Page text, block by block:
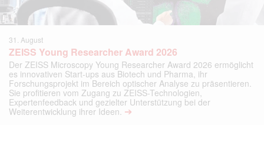
31. August
ZEISS Young Researcher Award 2026
Der ZEISS Microscopy Young Researcher Award 2026 ermöglicht
es innovativen Start-ups aus Biotech und Pharma, ihr
Forschungsprojekt im Bereich optischer Analyse zu präsentieren.
Sie profitieren vom Zugang zu ZEISS-Technologien,
Expertenfeedback und gezielter Unterstützung bei der
Weiterentwicklung ihrer Ideen. ➔